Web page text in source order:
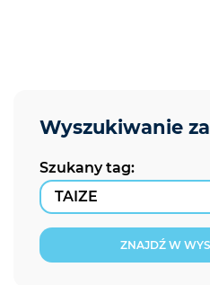
Szukany tag:
ZNAJDŹ W